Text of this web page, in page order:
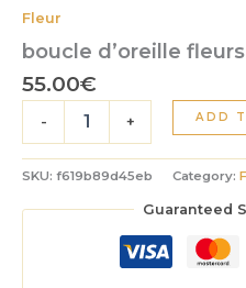
Fleur
boucle d’oreille
55.00€
-
fleurs
blanches
+ ADD
SKU: f619b89d45eb Category:
Guaranteed